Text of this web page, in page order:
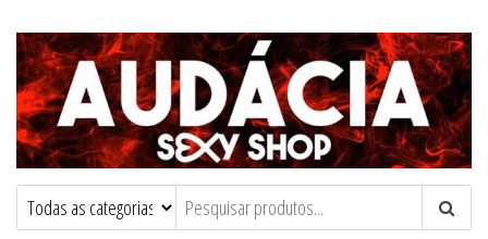
Audacia Sexy Shop